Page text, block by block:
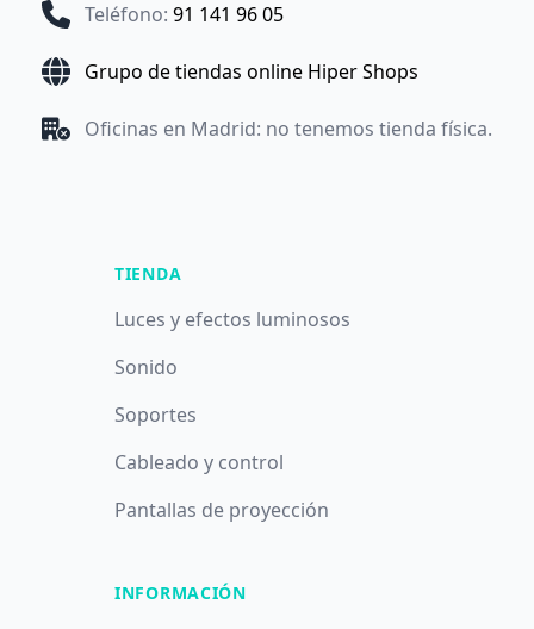
Teléfono: 91 141 96 05
Grupo de tiendas online Hiper Shops
Oficinas en Madrid: no tenemos tienda física.
TIENDA
Luces y efectos luminosos
Sonido
Soportes
Cableado y control
Pantallas de proyección
INFORMACIÓN